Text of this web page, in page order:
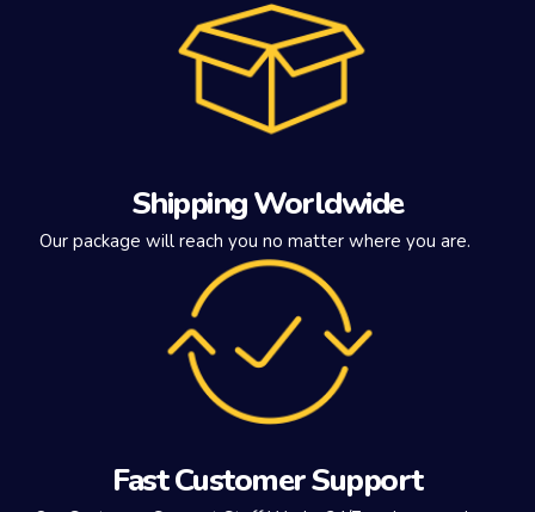
Shipping Worldwide
Our package will reach you no matter where you are.
Fast Customer Support